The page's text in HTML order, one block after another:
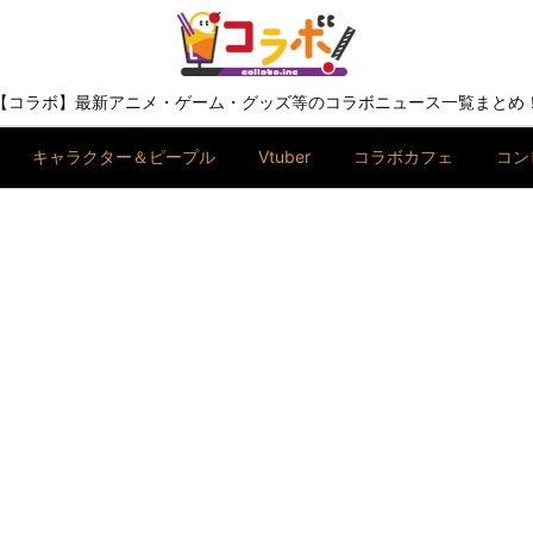
【コラボ】最新アニメ・ゲーム・グッズ等のコラボニュース一覧まとめ！
キャラクター＆ピープル Vtuber コラボカフェ コ